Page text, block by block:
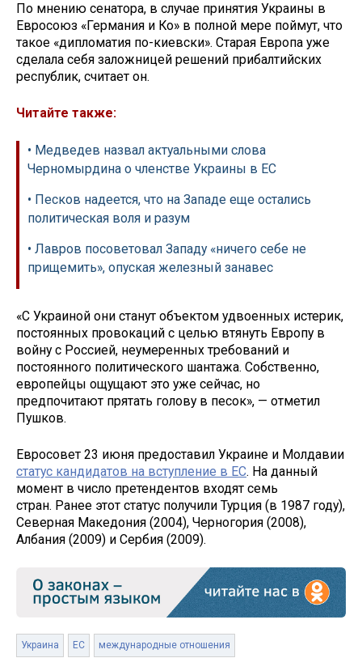
По мнению сенатора, в случае принятия Украины в
Евросоюз «Германия и Ко» в полной мере поймут, что
такое «дипломатия по-киевски». Старая Европа уже
сделала себя заложницей решений прибалтийских
республик, считает он.
Читайте также:
• Медведев назвал актуальными слова
Черномырдина о членстве Украины в ЕС
• Песков надеется, что на Западе еще остались
политическая воля и разум
• Лавров посоветовал Западу «ничего себе не
прищемить», опуская железный занавес
«С Украиной они станут объектом удвоенных истерик,
постоянных провокаций с целью втянуть Европу в
войну с Россией, неумеренных требований и
постоянного политического шантажа. Собственно,
европейцы ощущают это уже сейчас, но
предпочитают прятать голову в песок», — отметил
Пушков.
Евросовет 23 июня предоставил Украине и Молдавии
статус кандидатов на вступление в ЕС. На данный
момент в число претендентов входят семь
стран. Ранее этот статус получили Турция (в 1987 году),
Северная Македония (2004), Черногория (2008),
Албания (2009) и Сербия (2009).
Украина ЕС международные отношения